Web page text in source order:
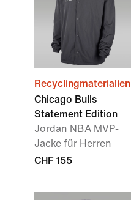
Recyclingmaterialien
Chicago Bulls
Statement Edition
Jordan NBA MVP-
Jacke für Herren
CHF 155